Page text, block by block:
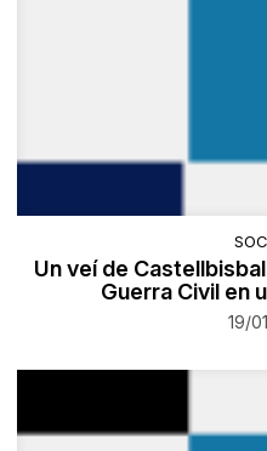
Un veí de
Guerra Civil en
19/